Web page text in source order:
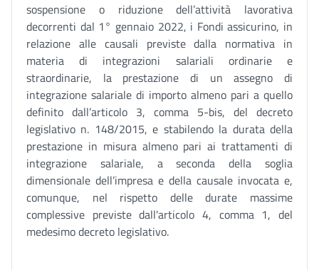
sospensione o riduzione dell’attività lavorativa
decorrenti dal 1° gennaio 2022, i Fondi assicurino, in
relazione alle causali previste dalla normativa in
materia di integrazioni salariali ordinarie e
straordinarie, la prestazione di un assegno di
integrazione salariale di importo almeno pari a quello
definito dall’articolo 3, comma 5-bis, del decreto
legislativo n. 148/2015, e stabilendo la durata della
prestazione in misura almeno pari ai trattamenti di
integrazione salariale, a seconda della soglia
dimensionale dell’impresa e della causale invocata e,
comunque, nel rispetto delle durate massime
complessive previste dall'articolo 4, comma 1, del
medesimo decreto legislativo.